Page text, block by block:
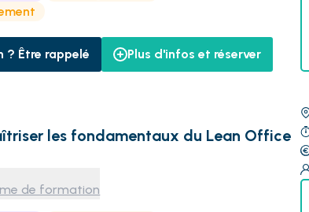
? Être rappelé Plus d'infos et réserver
les fondamentaux du Lean Office
de formation